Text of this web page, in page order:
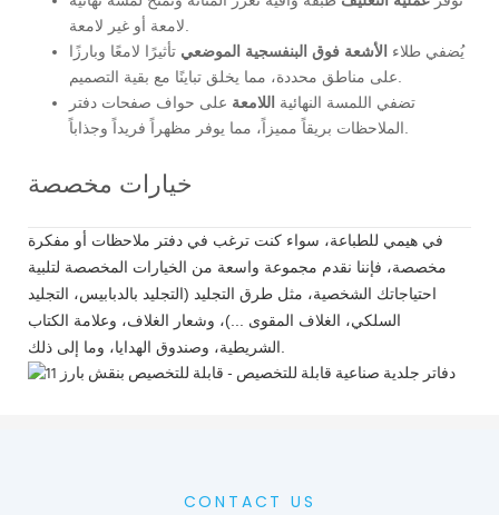
يُضفي طلاء
الأشعة فوق البنفسجية الموضعي تأثيرًا لامعًا وبارزًا
تضفي اللمسة النهائية اللامعة على حواف صفحات دفتر
خيارات مخصصة
في هيمي للطباعة، سواء كنت ترغب في دفتر ملاحظات أو مفكرة
مخصصة، فإننا نقدم مجموعة واسعة من الخيارات المخصصة لتلبية
احتياجاتك الشخصية، مثل طرق التجليد (التجليد بالدبابيس، التجليد
السلكي، الغلاف المقوى ...)، وشعار الغلاف، وعلامة الكتاب
CONTACT US